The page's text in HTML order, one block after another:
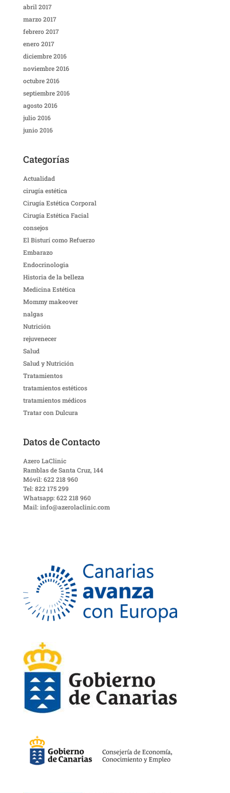
abril 2017
marzo 2017
febrero 2017
enero 2017
diciembre 2016
noviembre 2016
octubre 2016
septiembre 2016
agosto 2016
julio 2016
junio 2016
Categorías
Actualidad
cirugía estética
Cirugía Estética Corporal
Cirugía Estética Facial
consejos
El Bisturí como Refuerzo
Embarazo
Endocrinologia
Historia de la belleza
Medicina Estética
Mommy makeover
nalgas
Nutrición
rejuvenecer
Salud
Salud y Nutrición
Tratamientos
tratamientos estéticos
tratamientos médicos
Tratar con Dulcura
Datos de Contacto
Azero LaClinic
Ramblas de Santa Cruz, 144
Móvil: 622 218 960
Tel: 822 175 299
Whatsapp: 622 218 960
Mail: info@azerolaclinic.com